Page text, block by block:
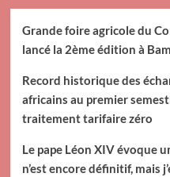
Grande foire agricole du
lancé la 2ème édition à
Record historique des
africains au premier
traitement tarifaire zéro
Le pape Léon XIV évoque
n’est encore définitif, mais